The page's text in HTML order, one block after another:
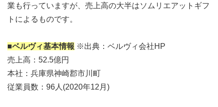
業も行っていますが、売上高の大半はソムリエアットギフ
トによるものです。
■ベルヴィ基本情報 ※出典：ベルヴィ会社HP
売上高：52.5億円
本社：兵庫県神崎郡市川町
従業員数：96人(2020年12月)